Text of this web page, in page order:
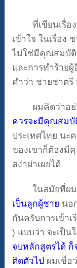
ที่เขียนเรื่องนี้
เข้าใจ ในเรื่อง
ไม่ใช่มีคุณสมบัติ
และการทำร้าย
คำว่า ชายชาต
ผมคิดว่าอย่า
ควรจะมีคุณสมบั
ประเทศไทย น
ของเขาก็ต้องมี
สง่าผ่าเผยได้
ในสมัยที่ผมเ
เป็นลูกผู้ชาย นอ
กันครับการเข้าเ
) แบบว่า จะเป็น
จบหลักสูตรได้
ติดตัวไป ผมเชื่อ